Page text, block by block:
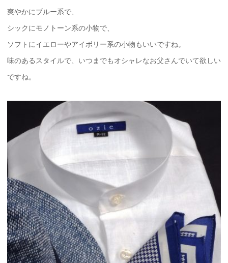
爽やかにブルー系で、
シックにモノトーン系の小物で、
ソフトにイエローやアイボリー系の小物もいいですね。
味のあるスタイルで、いつまでもオシャレなお父さんでいて欲しい
ですね。